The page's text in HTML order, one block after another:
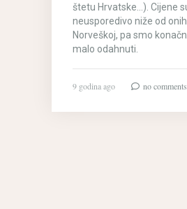
štetu Hrvatske…). Cijene
neusporedivo niže od
Norveškoj, pa smo
malo odahnuti.
9 godina ago no comments